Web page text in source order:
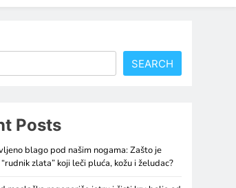
SEARCH
Posts
blago pod našim nogama: Zašto je
zlata” koji leči pluća, kožu i želudac?